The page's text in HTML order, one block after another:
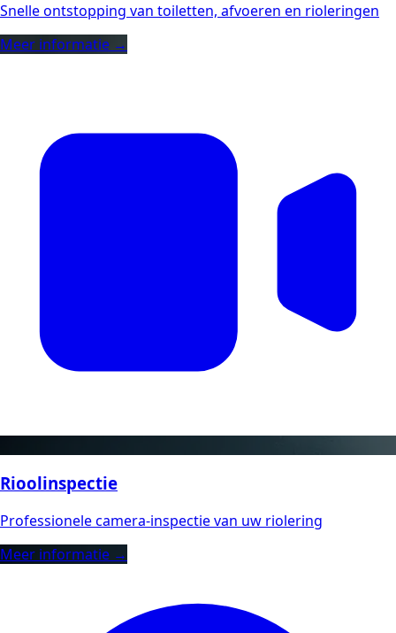
Snelle ontstopping van toiletten, afvoeren en rioleringen
Meer informatie →
Rioolinspectie
Professionele camera-inspectie van uw riolering
Meer informatie →